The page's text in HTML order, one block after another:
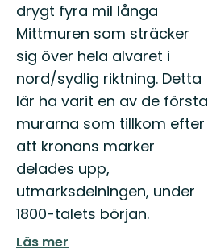
drygt fyra mil långa
Mittmuren som sträcker
sig över hela alvaret i
nord/sydlig riktning. Detta
lär ha varit en av de första
murarna som tillkom efter
att kronans marker
delades upp,
utmarksdelningen, under
1800-talets början.
Läs mer